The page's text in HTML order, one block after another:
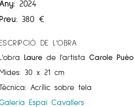
Any: 2024
380€
DE L'OBRA
Laure de l'artistaCarole Puéo
30 x 21 cm
Acrílic sobre tela
Espai Cavallers